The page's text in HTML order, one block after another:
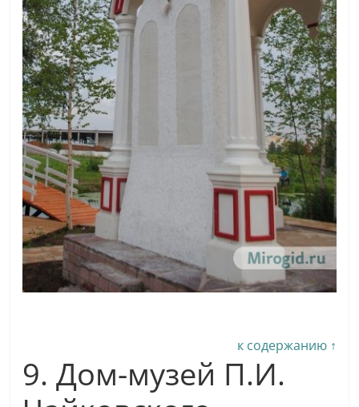
к содержанию ↑
9. Дом-музей П.И.